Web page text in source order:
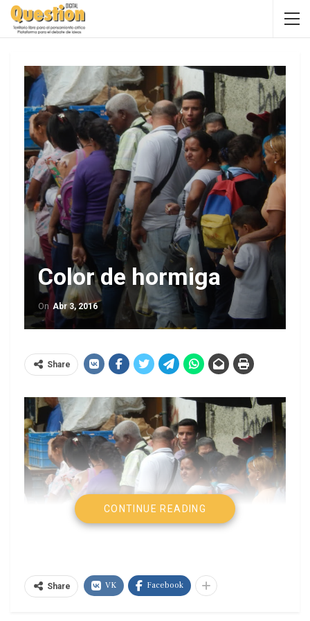
Color de hormiga
On Abr 3, 2016
Share
CONTINUE READING
Share VK Facebook